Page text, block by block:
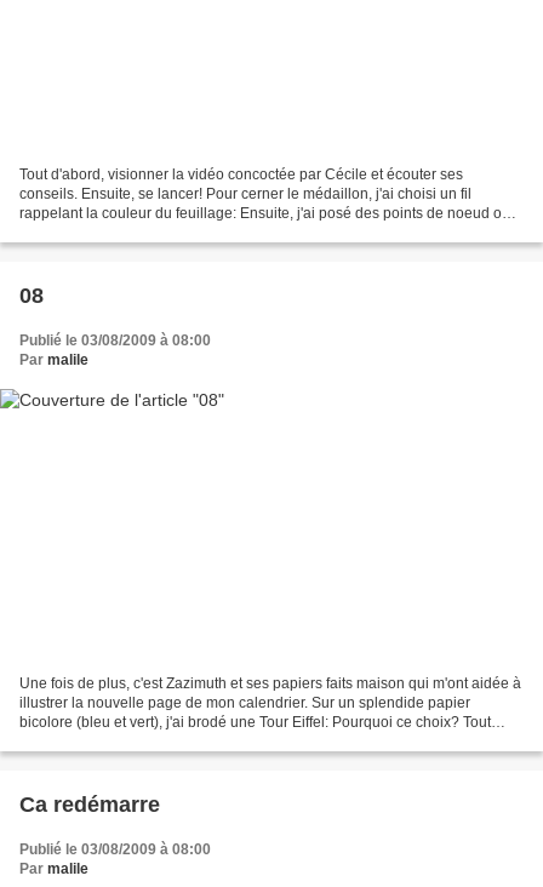
Tout d'abord, visionner la vidéo concoctée par Cécile et écouter ses
conseils. Ensuite, se lancer! Pour cerner le médaillon, j'ai choisi un fil
rappelant la couleur du feuillage: Ensuite, j'ai posé des points de noeud ou
08
Publié le 03/08/2009 à 08:00
Par malile
Une fois de plus, c'est Zazimuth et ses papiers faits maison qui m'ont aidée à
illustrer la nouvelle page de mon calendrier. Sur un splendide papier
bicolore (bleu et vert), j'ai brodé une Tour Eiffel: Pourquoi ce choix? Tout
Ca redémarre
Publié le 03/08/2009 à 08:00
Par malile